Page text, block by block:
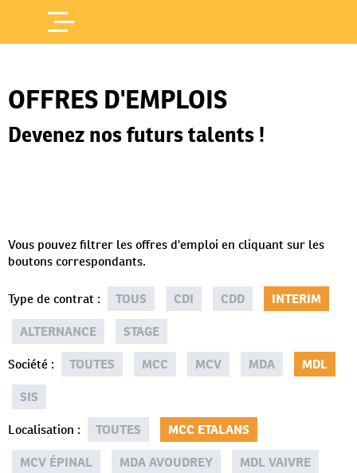
OFFRES D'EMPLOIS
Devenez nos futurs talents !
Vous pouvez filtrer les offres d'emploi en cliquant sur les
boutons correspondants.
Type de contrat : TOUS CDI CDD
INTERIM
ALTERNANCE
STAGE
Société : TOUTES MCC MCV MDA
MDL
SIS
Localisation : TOUTES
MCC ETALANS
MCV ÉPINAL
MDA AVOUDREY
MDL VAIVRE